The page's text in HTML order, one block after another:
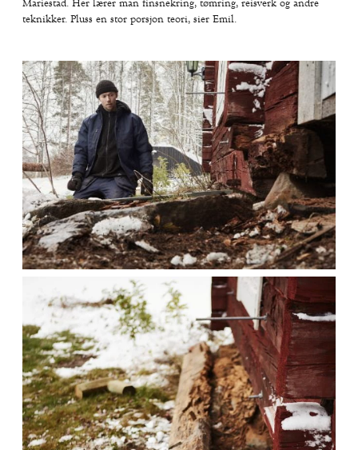
Mariestad. Her lærer man finsnekring, tømring, reisverk og andre
teknikker. Pluss en stor porsjon teori, sier Emil.